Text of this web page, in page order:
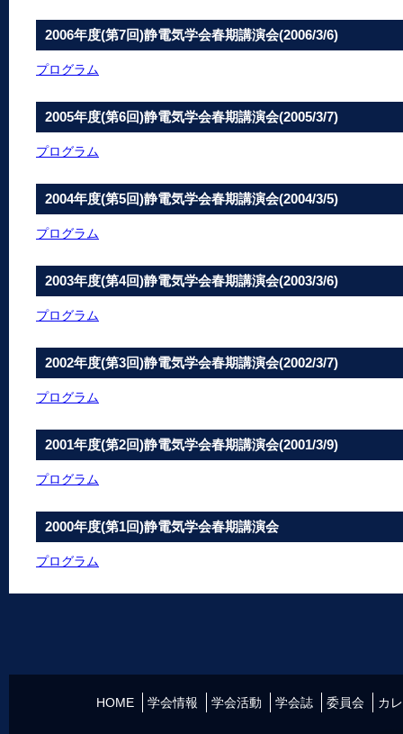
2006年度(第7回)静電気学会春期講演会(2006/3/6)
プログラム
2005年度(第6回)静電気学会春期講演会(2005/3/7)
プログラム
2004年度(第5回)静電気学会春期講演会(2004/3/5)
プログラム
2003年度(第4回)静電気学会春期講演会(2003/3/6)
プログラム
2002年度(第3回)静電気学会春期講演会(2002/3/7)
プログラム
2001年度(第2回)静電気学会春期講演会(2001/3/9)
プログラム
2000年度(第1回)静電気学会春期講演会
プログラム
HOME 学会情報 学会活動 学会誌 委員会 カ